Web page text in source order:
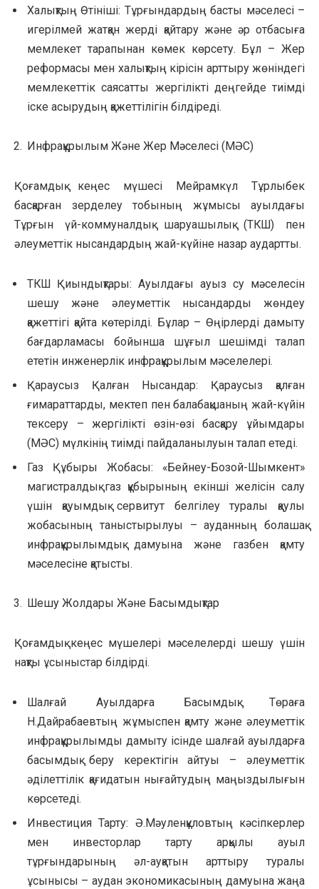
Халықтың Өтініші: Тұрғындардың басты мәселесі –
игерілмей жатқан жерді қайтару және әр отбасыға
мемлекет тарапынан көмек көрсету. Бұл – Жер
реформасы мен халықтың кірісін арттыру жөніндегі
мемлекеттік саясатты жергілікті деңгейде тиімді
іске асырудың қажеттілігін білдіреді.
Инфрақұрылым Және Жер Мәселесі (МӘС)
Қоғамдық кеңес мүшесі Мейрамкүл Тұрлыбек
басқарған зерделеу тобының жұмысы ауылдағы
Тұрғын үй-коммуналдық шаруашылық (ТКШ) пен
әлеуметтік нысандардың жай-күйіне назар аудартты.
ТКШ Қиындықтары: Ауылдағы ауыз су мәселесін
шешу және әлеуметтік нысандарды жөндеу
қажеттігі қайта көтерілді. Бұлар – Өңірлерді дамыту
бағдарламасы бойынша шұғыл шешімді талап
ететін инженерлік инфрақұрылым мәселелері.
Қараусыз Қалған Нысандар: Қараусыз қалған
ғимараттарды, мектеп пен балабақшаның жай-күйін
тексеру – жергілікті өзін-өзі басқару ұйымдары
(МӘС) мүлкінің тиімді пайдаланылуын талап етеді.
Газ Құбыры Жобасы: «Бейнеу-Бозой-Шымкент»
магистралдық газ құбырының екінші желісін салу
үшін қауымдық сервитут белгілеу туралы қаулы
жобасының таныстырылуы – ауданның болашақ
инфрақұрылымдық дамуына және газбен қамту
мәселесіне қатысты.
Шешу Жолдары Және Басымдықтар
Қоғамдық кеңес мүшелері мәселелерді шешу үшін
нақты ұсыныстар білдірді.
Шалғай Ауылдарға Басымдық: Төраға
Н.Дайрабаевтың жұмыспен қамту және әлеуметтік
инфрақұрылымды дамыту ісінде шалғай ауылдарға
басымдық беру керектігін айтуы – әлеуметтік
әділеттілік қағидатын нығайтудың маңыздылығын
көрсетеді.
Инвестиция Тарту: Ә.Мәуленқұловтың кәсіпкерлер
мен инвесторлар тарту арқылы ауыл
тұрғындарының әл-ауқатын арттыру туралы
ұсынысы – аудан экономикасының дамуына жаңа